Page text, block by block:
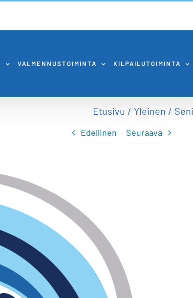
VALMENNUSTOIMINTA KILPAILUTOIMINTA
Etusivu Yleinen
Edellinen Seuraava